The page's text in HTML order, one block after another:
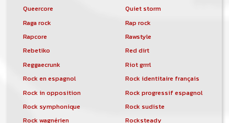
Queercore
Quiet storm
Raga rock
Rap rock
Rapcore
Rawstyle
Rebetiko
Red dirt
Reggaecrunk
Riot grrrl
Rock en espagnol
Rock identitaire français
Rock in opposition
Rock progressif espagnol
Rock symphonique
Rock sudiste
Rock wagnérien
Rocksteady